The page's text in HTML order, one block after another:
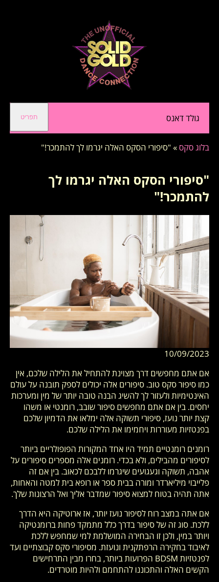
גולד דאנס תפריט
בלוג סקס » "סיפורי הסקס האלה יגרמו לך להתמכר!"
"סיפורי הסקס האלה יגרמו לך
להתמכר!"
10/09/2023
אם אתם מחפשים דרך מצוינת להתחיל את הלילה שלכם, אין
כמו סיפור סקס טוב. סיפורים אלה יכולים לספק תובנה על עולם
האינטימיות ולעזור לך להשיג הבנה טובה יותר של מין ומערכות
יחסים. בין אם אתם מחפשים סיפור שובב, רומנטי או משהו
קצת יותר נועז, סיפורי תשוקה אלה ימלאו את הדמיון שלכם
בפנטזיות מעוררות ויחמימו את הלילה שלכם.
רומנים רומנטיים תמיד היו אחד המקורות הפופולריים ביותר
לסיפורים מהבילים, ולא בכדי. רומנים אלה מספרים סיפורים על
אהבה, תשוקה וגעגועים שיגרמו ללבכם לכאוב. בין אם זה
פלייבוי מיליארדר ומורה בבית ספר או רופא בית למטה והאחות,
אתה תהיה בטוח למצוא סיפור שמדבר אליך ואל הרצונות שלך.
אם אתה במצב רוח לסיפור נועז יותר, אז ארוטיקה היא הדרך
ללכת. סוג זה של סיפור בדרך כלל מתמקד פחות ברומנטיקה
ויותר במין, ולכן זו הבחירה המושלמת למי שמחפש ללכת
לאיבוד בחקירה הרפתקנית ונועזת. מסיפורי סקס קבוצתיים ועד
לפנטזיות BDSM הפרועות ביותר, בחרו מבין התרחישים
הקשים האלה והתכוננו להתחמם ולהיות מוטרדים.